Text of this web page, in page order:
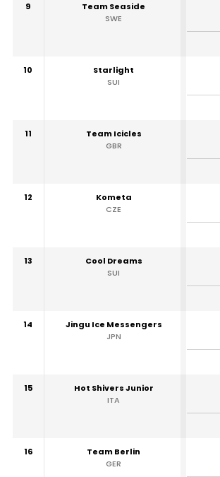
9
Team Seaside
SWE
10
Starlight
SUI
11
Team Icicles
GBR
12
Kometa
CZE
13
Cool Dreams
SUI
14
Jingu Ice Messengers
JPN
15
Hot Shivers Junior
ITA
16
Team Berlin
GER